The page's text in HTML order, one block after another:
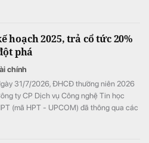
hoạch 2025, trả cổ tức 20%
phá
chính
31/7/2026, ĐHCĐ thường niên 2026
ty CP Dịch vụ Công nghệ Tin học
(mã HPT - UPCOM) đã thông qua các